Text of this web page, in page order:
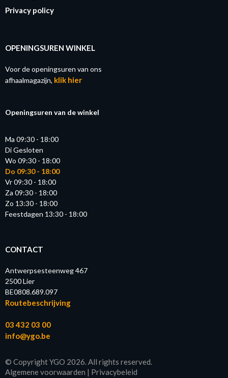
Privacy policy
OPENINGSUREN WINKEL
Voor de openingsuren van ons
afhaalmagazijn, klik hier
Openingsuren van de winkel
Ma 09:30 - 18:00
Di Gesloten
Wo 09:30 - 18:00
Do 09:30 - 18:00
Vr 09:30 - 18:00
Za 09:30 - 18:00
Zo 13:30 - 18:00
Feestdagen 13:30 - 18:00
CONTACT
Antwerpsesteenweg 467
2500 Lier
BE0808.689.097
Routebeschrijving
03 432 03 00
info@ygo.be
© Copyright YGO 2026. All rights reserved.
Algemene voorwaarden | Privacybeleid